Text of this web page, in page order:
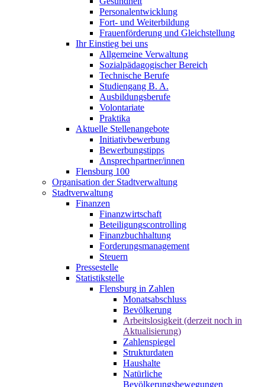
Personalentwicklung
Fort- und Weiterbildung
Frauenförderung und Gleichstellung
Ihr Einstieg bei uns
Allgemeine Verwaltung
Sozialpädagogischer Bereich
Technische Berufe
Studiengang B. A.
Ausbildungsberufe
Volontariate
Praktika
Aktuelle Stellenangebote
Initiativbewerbung
Bewerbungstipps
Ansprechpartner/innen
Flensburg 100
Organisation der Stadtverwaltung
Stadtverwaltung
Finanzen
Finanzwirtschaft
Beteiligungscontrolling
Finanzbuchhaltung
Forderungsmanagement
Steuern
Pressestelle
Statistikstelle
Flensburg in Zahlen
Monatsabschluss
Bevölkerung
Arbeitslosigkeit (derzeit noch in
Aktualisierung)
Zahlenspiegel
Strukturdaten
Haushalte
Natürliche
Bevölkerungsbewegungen